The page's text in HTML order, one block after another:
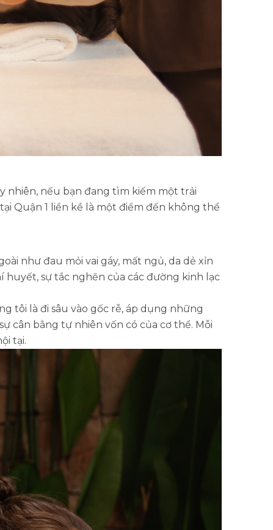
nhiên, nếu bạn đang tìm kiếm một trải
Quận 1 liền kề là một điểm đến không thể
như đau mỏi vai gáy, mất ngủ, da dẻ xỉn
huyết, sự tắc nghẽn của các đường kinh lạc
tôi là đi sâu vào gốc rễ, áp dụng những
cân bằng tự nhiên vốn có của cơ thể. Mỗi
tại.